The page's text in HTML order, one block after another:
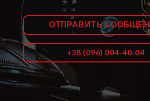
ОТПРАВИТЬ
+38 (096) 004-40-04